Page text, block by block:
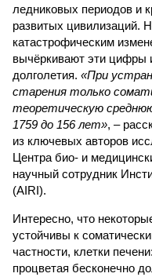
ледниковых периодов и
развитых цивилизаций.
катастрофическим
вычёркивают эти цифры
долголетия. «При
старения только
теоретическую
1759 до 156 лет», –
из ключевых авторов
Центра био- и
научный сотрудник
(AIRI).
Интересно, что
устойчивы к
частности, клетки
процветая бесконечно